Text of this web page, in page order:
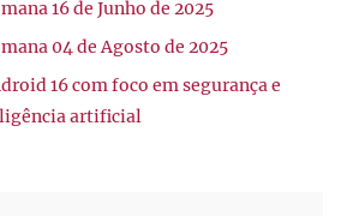
16 de Junho de 2025
04 de Agosto de 2025
16 com foco em segurança e
artificial